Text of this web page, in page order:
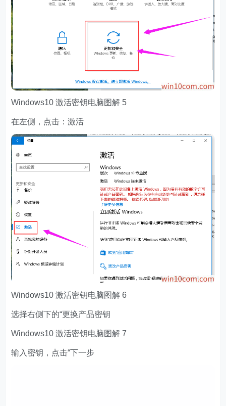
Windows10 激活密钥电脑图解 5
在左侧，点击：激活
Windows10 激活密钥电脑图解 6
选择右侧下的“更换产品密钥
Windows10 激活密钥电脑图解 7
输入密钥，点击“下一步